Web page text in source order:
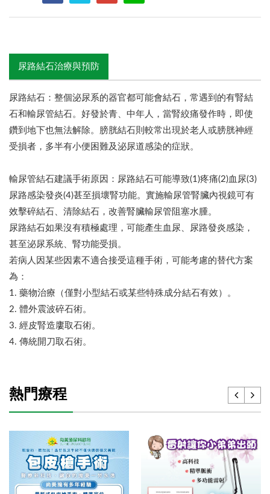
尿路結石治療與預防
尿路結石：整個泌尿系的器官都可能會結石，常遇到的有腎結
石和輸尿管結石。好發於青、中年人，當腎絞痛發作時，即使
鑽到地下也無法解除。膀胱結石則較常出現於老人或膀胱神經
受損者，多半有小便困難及泌尿道感染的症狀。
輸尿管結石建議手術原因：尿路結石可能導致(1)疼痛(2)血尿(3)
尿路感染發炎(4)甚至損壞腎功能。實施輸尿管腎臟內視鏡可有
效擊碎結石、清除結石，改善腎臟輸尿管阻塞水腫。
尿路結石如果沒有積極處理，可能產生血尿、尿路發炎感染，
甚至泌尿系統、腎功能受損。
若病人因某些因素不適合接受這種手術，可能考慮的替代方案
為：
1. 藥物治療（僅對小型結石或某些特殊成分結石有效）。
2. 體外震波碎石術。
3. 經皮腎造廔取石術。
4. 傳統開刀取石術。
熱門療程